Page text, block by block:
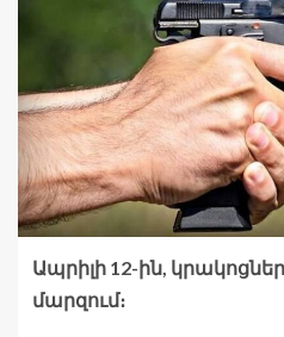
Ապրիլի 12-ին,
մարզում։